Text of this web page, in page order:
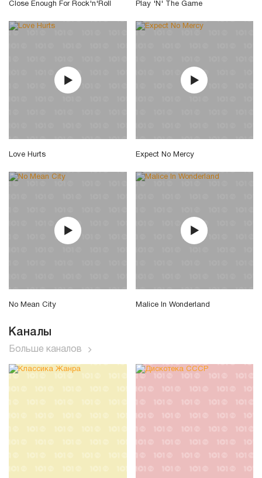
Close Enough For Rock'n'Roll Play 'N' The Game
Love Hurts Expect No Mercy
No Mean City Malice In Wonderland
Каналы
Больше каналов